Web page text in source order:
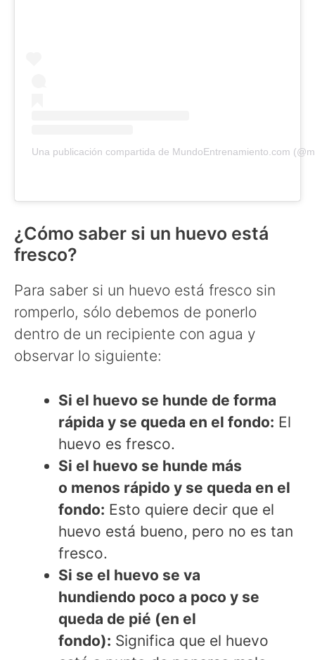
Una publicación compartida de MundoEntrenamiento.com
¿Cómo saber si un huevo está
fresco?
Para saber si un huevo está fresco sin
romperlo, sólo debemos de ponerlo
dentro de un recipiente con agua y
observar lo siguiente:
Si el huevo se hunde de forma
rápida y se queda en el fondo: El
huevo es fresco.
Si el huevo se hunde más
o menos rápido y se queda en el
fondo: Esto quiere decir que el
huevo está bueno, pero no es tan
fresco.
Si se el huevo se va
hundiendo poco a poco y se
queda de pié (en el
fondo): Significa que el huevo